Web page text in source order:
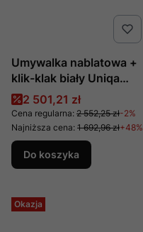
Umywalka nablatowa +
klik-klak biały Uniqa
produkcji Besco
Cena promocyjna
2 501,21 zł
Cena regularna: 2 552,25 zł-2%
Najniższa cena: 1 692,96 zł+48%
Do koszyka
Okazja